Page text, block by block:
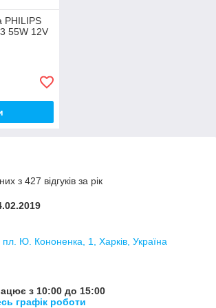
PHILIPS
55W 12V
з 427 відгуків за рік
пл. Ю. Кононенка, 1, Харків, Україна
з 10:00 до 15:00
графік роботи